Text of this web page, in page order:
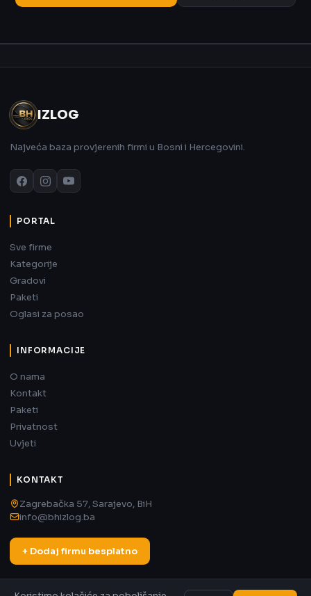
IZLOG
Najveća baza provjerenih firmi u Bosni i Hercegovini.
PORTAL
Sve firme
Kategorije
Gradovi
Paketi
Oglasi za posao
INFORMACIJE
O nama
Kontakt
Paketi
Privatnost
Uvjeti
KONTAKT
Zagrebačka 57, Sarajevo, BiH
info@bhizlog.ba
+ Dodaj firmu besplatno